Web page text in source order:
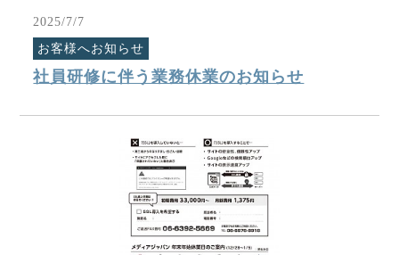
2025/7/7
お客様へお知らせ
社員研修に伴う業務休業のお知らせ